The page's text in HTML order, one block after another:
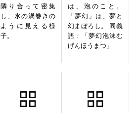
隣り合って密集
し、水の渦巻きの
ように見える様
子。
は、泡のこと。
「夢幻」は、夢と
幻まぼろし。 同義
語：「夢幻泡沫む
げんほうまつ」